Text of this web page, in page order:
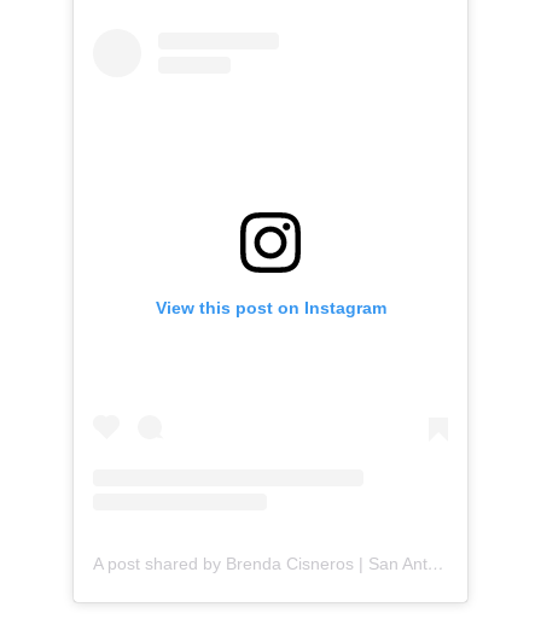
View this post on Instagram
A post shared by Brenda Cisneros | San Antonio Content Creator (@mejorandomihogar)